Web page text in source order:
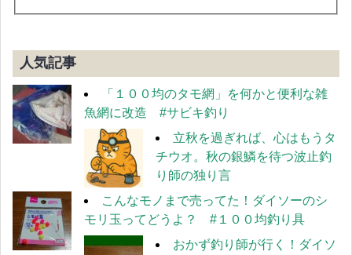
人気記事
「１００均のタモ網」を何かと便利な雑
魚網に改造 #サビキ釣り
立秋を過ぎれば、心はもうタ
チウオ。秋の銀鱗を待つ波止釣
り師の独り言
こんなモノまで売ってた！ダイソーのシ
モリ玉ってどうよ？ #１００均釣り具
おかず釣り師が行く！ダイソ